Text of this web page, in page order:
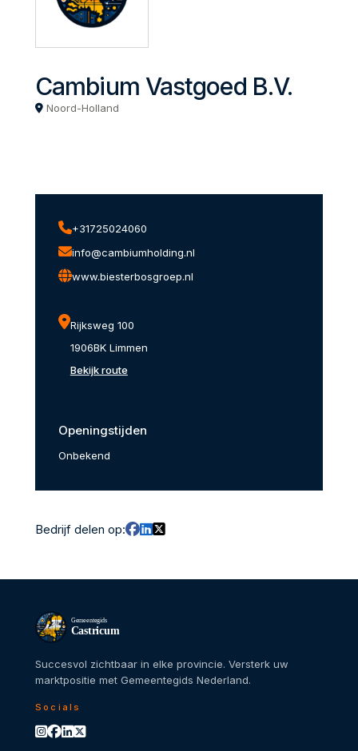
Cambium Vastgoed B.V.
Noord-Holland
+31725024060
info@cambiumholding.nl
www.biesterbosgroep.nl
Rijksweg 100
1906BK Limmen
Bekijk route
Openingstijden
Onbekend
Bedrijf delen op:
Gemeentegids
Castricum
Succesvol zichtbaar in elke provincie. Versterk uw
marktpositie met Gemeentegids Nederland.
Socials